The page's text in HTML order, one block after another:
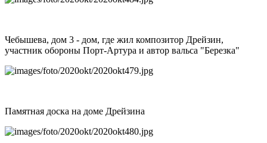
Чебышева, дом 3 - дом, где жил композитор Дрейзин,
участник обороны Порт-Артура и автор вальса "Березка"
Памятная доска на доме Дрейзина